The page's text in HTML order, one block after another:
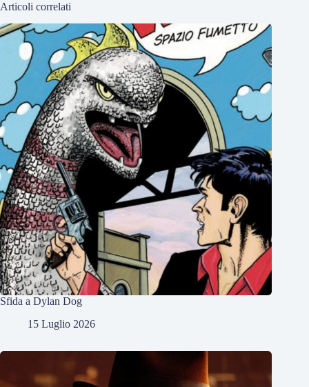
Articoli correlati
Sfida a Dylan Dog
15 Luglio 2026